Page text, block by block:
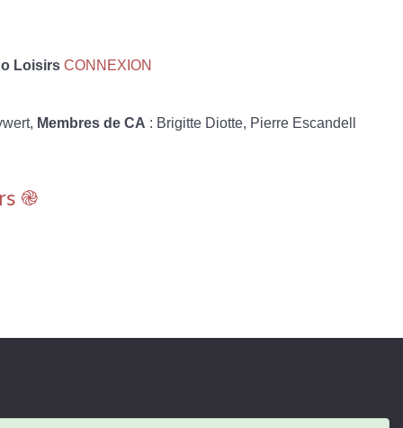
Loisirs CONNEXION
Membres de CA : Brigitte Diotte, Pierre Escandell
֎